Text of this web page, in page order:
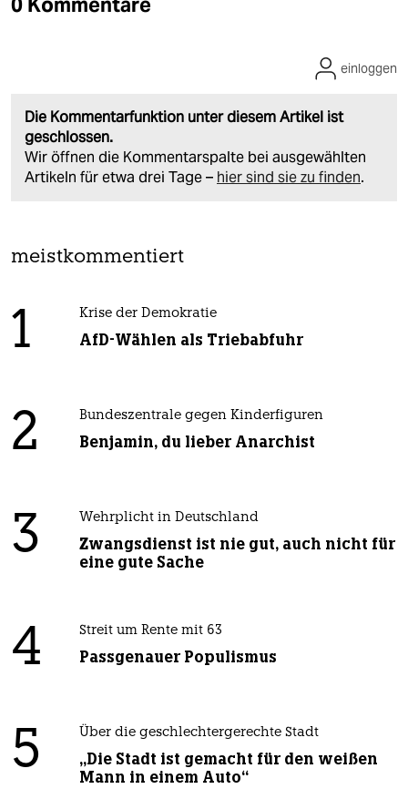
Die Kommentarfunktion unter diesem Artikel ist
geschlossen.
Wir öffnen die Kommentarspalte bei ausgewählten
Artikeln für etwa drei Tage – hier sind sie zu finden.
einloggen
meistkommentiert
1 Krise der Demokratie
AfD-Wählen als Triebabfuhr
2 Bundeszentrale gegen Kinderfiguren
Benjamin, du lieber Anarchist
3 Wehrplicht in Deutschland
Zwangsdienst ist nie gut, auch nicht für
eine gute Sache
4 Streit um Rente mit 63
Passgenauer Populismus
5 Über die geschlechtergerechte Stadt
„Die Stadt ist gemacht für den weißen
Mann in einem Auto“